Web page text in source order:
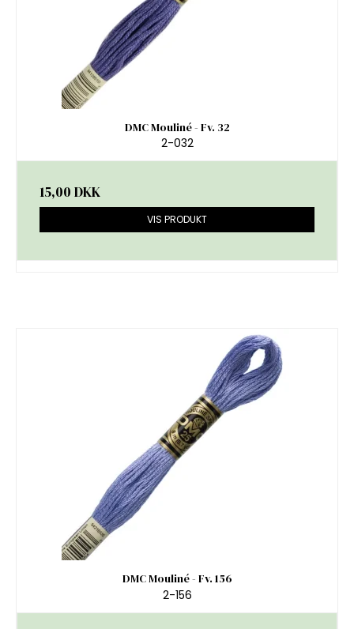
DMC Mouliné - Fv. 32
2-032
15,00 DKK
VIS PRODUKT
DMC Mouliné - Fv. 156
2-156